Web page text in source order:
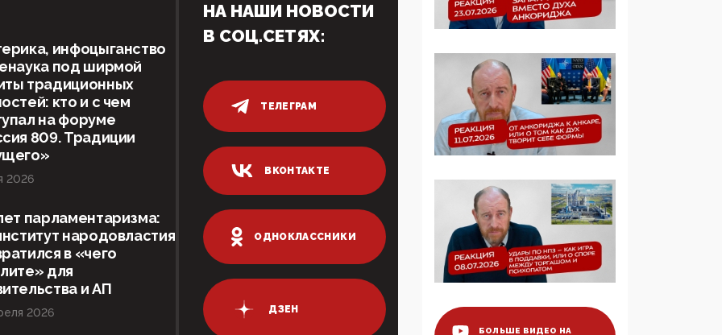
09:43, 01 Июня 2026
5G за счет здоровья
граждан: Минцифры
намерено отобрать у
регионов и
муниципалитетов право
защищать жилые дома
и социальные объекты
05:58, 26 Мая 2026
Роскомнадзор
освободили от борца с
деструктивным и
опасным контентом
07:39, 25 Мая 2026
БОЛЬШЕ ВИДЕО НА
инфоцыганство
под ширмой
традиционных
кто и с чем
на форуме
809. Традиции
2026
парламентаризма:
народовластия
в «чего
для
и АП
2026
НА НАШИ НОВОСТИ
В СОЦ.СЕТЯХ:
ТЕЛЕГРАМ
ВКОНТАКТЕ
ОДНОКЛАССНИКИ
ДЗЕН